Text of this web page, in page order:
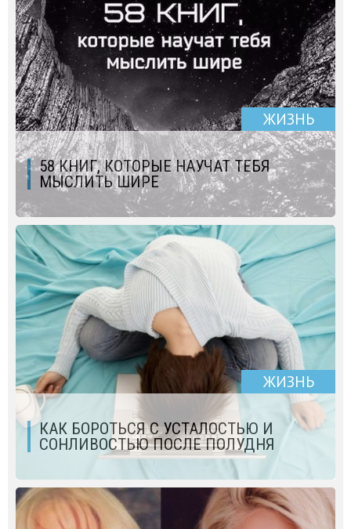
ЖИЗНЬ
58 КНИГ, КОТОРЫЕ НАУЧАТ ТЕБЯ
МЫСЛИТЬ ШИРЕ
ЖИЗНЬ
КАК БОРОТЬСЯ С УСТАЛОСТЬЮ И
СОНЛИВОСТЬЮ ПОСЛЕ ПОЛУДНЯ